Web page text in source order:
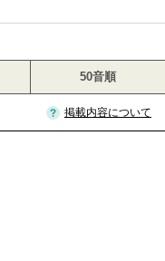
50音順
掲載内容について